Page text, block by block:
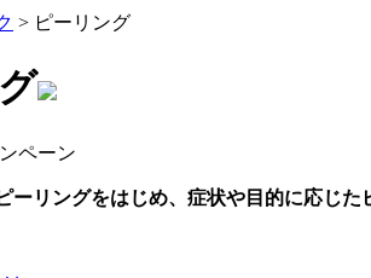
> ピーリング
ーリングをはじめ、症状や目的に応じ